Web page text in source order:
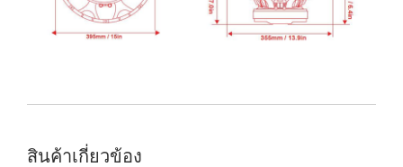
สินค้าเกี่ยวข้อง